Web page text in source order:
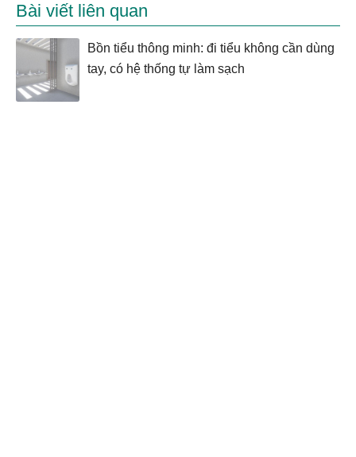
Bài viết liên quan
Bồn tiểu thông minh: đi tiểu không cần dùng
tay, có hệ thống tự làm sạch